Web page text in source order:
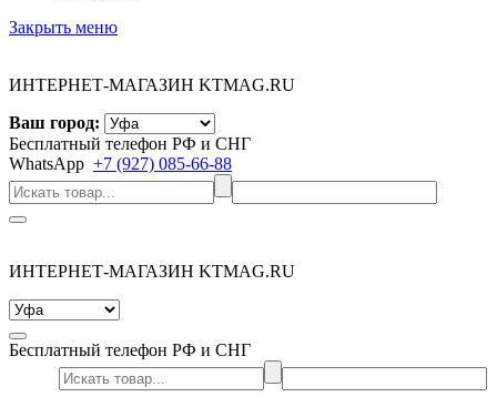
Закрыть меню
ИНТЕРНЕТ-МАГАЗИН KTMAG.RU
Ваш город:
Бесплатный телефон РФ и СНГ
WhatsApp +7 (927) 085-66-88
ИНТЕРНЕТ-МАГАЗИН KTMAG.RU
Бесплатный телефон РФ и СНГ